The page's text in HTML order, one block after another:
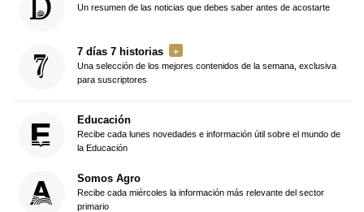
Un resumen de las noticias que debes saber antes de acostarte
7 días 7 historias
Una selección de los mejores contenidos de la semana, exclusiva
para suscriptores
Educación
Recibe cada lunes novedades e información útil sobre el mundo de
la Educación
Somos Agro
Recibe cada miércoles la información más relevante del sector
primario